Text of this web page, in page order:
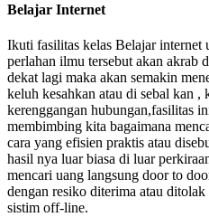
Belajar Internet
Ikuti fasilitas kelas Belajar internet
perlahan ilmu tersebut akan akrab
dekat lagi maka akan semakin
keluh kesahkan atau di sebal kan ,
kerenggangan hubungan,fasilitas
membimbing kita bagaimana
cara yang efisien praktis atau
hasil nya luar biasa di luar
mencari uang langsung door to
dengan resiko diterima atau
sistim off-line.